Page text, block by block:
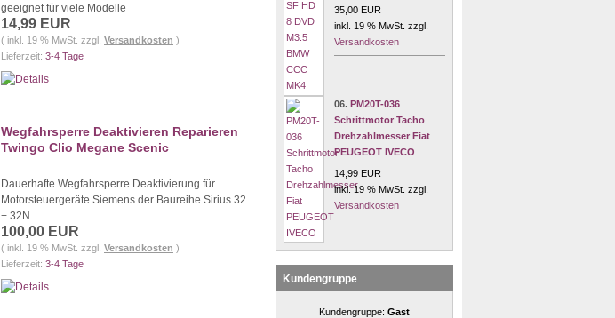
geeignet für viele Modelle
14,99 EUR
( inkl. 19 % MwSt. zzgl. Versandkosten )
Lieferzeit: 3-4 Tage
Wegfahrsperre Deaktivieren Reparieren
Twingo Clio Megane Scenic
Dauerhafte Wegfahrsperre Deaktivierung für
Motorsteuergeräte Siemens der Baureihe Sirius 32
+ 32N
100,00 EUR
( inkl. 19 % MwSt. zzgl. Versandkosten )
Lieferzeit: 3-4 Tage
35,00 EUR
inkl. 19 % MwSt. zzgl.
Versandkosten
06. PM20T-036
Schrittmotor Tacho
Drehzahlmesser Fiat
PEUGEOT IVECO
14,99 EUR
inkl. 19 % MwSt. zzgl.
Versandkosten
Kundengruppe
Kundengruppe: Gast